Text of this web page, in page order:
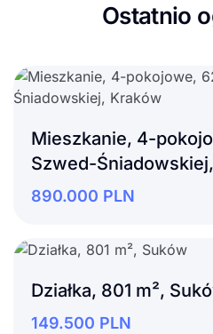
Ostatnio
Mieszkanie, 4-
Szwed-
890.000 PLN
Działka, 801 m²,
149.500 PLN